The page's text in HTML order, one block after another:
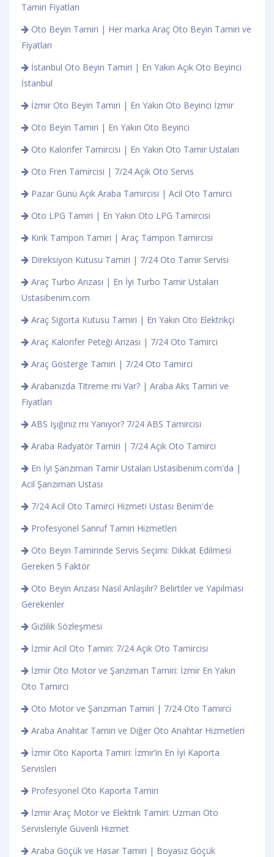
Tamiri Fiyatları
Oto Beyin Tamiri | Her marka Araç Oto Beyin Tamiri ve
Fiyatları
İstanbul Oto Beyin Tamiri | En Yakın Açık Oto Beyinci
İstanbul
İzmir Oto Beyin Tamiri | En Yakın Oto Beyinci İzmir
Oto Beyin Tamiri | En Yakın Oto Beyinci
Oto Kalorifer Tamircisi | En Yakın Oto Tamir Ustaları
Oto Fren Tamircisi | 7/24 Açık Oto Servis
Pazar Günü Açık Araba Tamircisi | Acil Oto Tamirci
Oto LPG Tamiri | En Yakın Oto LPG Tamircisi
Kırık Tampon Tamiri | Araç Tampon Tamircisi
Direksiyon Kutusu Tamiri | 7/24 Oto Tamir Servisi
Araç Turbo Arızası | En İyi Turbo Tamir Ustaları
Ustasibenim.com
Araç Sigorta Kutusu Tamiri | En Yakın Oto Elektrikçi
Araç Kalorifer Peteği Arızası | 7/24 Oto Tamirci
Araç Gösterge Tamiri | 7/24 Oto Tamirci
Arabanızda Titreme mi Var? | Araba Aks Tamiri ve
Fiyatları
ABS Işığınız mı Yanıyor? 7/24 ABS Tamircisi
Araba Radyatör Tamiri | 7/24 Açık Oto Tamirci
En İyi Şanzıman Tamir Ustaları Ustasibenim.com'da |
Acil Şanzıman Ustası
7/24 Acil Oto Tamirci Hizmeti Ustası Benim'de
Profesyonel Sanruf Tamiri Hizmetleri
Oto Beyin Tamirinde Servis Seçimi: Dikkat Edilmesi
Gereken 5 Faktör
Oto Beyin Arızası Nasıl Anlaşılır? Belirtiler ve Yapılması
Gerekenler
Gizlilik Sözleşmesi
İzmir Acil Oto Tamiri: 7/24 Açık Oto Tamircisi
İzmir Oto Motor ve Şanzıman Tamiri: İzmir En Yakın
Oto Tamirci
Oto Motor ve Şanzıman Tamiri | 7/24 Oto Tamirci
Araba Anahtar Tamiri ve Diğer Oto Anahtar Hizmetleri
İzmir Oto Kaporta Tamiri: İzmir’in En İyi Kaporta
Servisleri
Profesyonel Oto Kaporta Tamiri
İzmir Araç Motor ve Elektrik Tamiri: Uzman Oto
Servisleriyle Güvenli Hizmet
Araba Göçük ve Hasar Tamiri | Boyasız Göçük